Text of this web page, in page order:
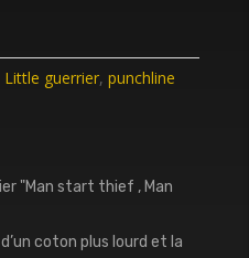
Little guerrier, punchline
"Man start thief , Man
coton plus lourd et la